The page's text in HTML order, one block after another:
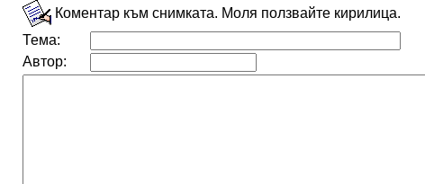
Коментар към снимката. Моля ползвайте кирилица.
Тема:
Автор: